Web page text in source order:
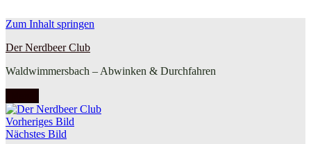
Zum Inhalt springen
Der Nerdbeer Club
Waldwimmersbach – Abwinken & Durchfahren
Vorheriges Bild
Nächstes Bild